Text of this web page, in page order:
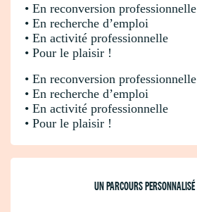
• En reconversion professionnelle
• En recherche d’emploi
• En activité professionnelle
• Pour le plaisir !
• En reconversion professionnelle
• En recherche d’emploi
• En activité professionnelle
• Pour le plaisir !
UN PARCOURS PERSONNALISÉ